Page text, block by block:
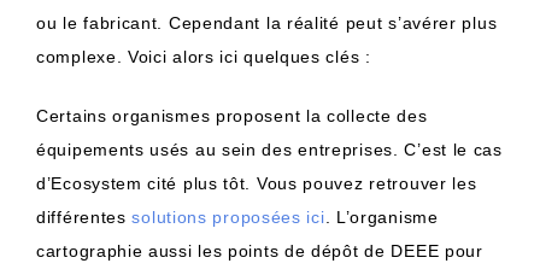
ou le fabricant. Cependant la réalité peut s’avérer plus
complexe. Voici alors ici quelques clés :
Certains organismes proposent la collecte des
équipements usés au sein des entreprises. C’est le cas
d’Ecosystem cité plus tôt. Vous pouvez retrouver les
différentessolutions proposées ici
L’organisme
cartographie aussi les points de dépôt de DEEE pour